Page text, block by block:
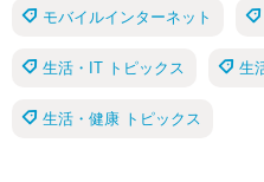
モバイルインターネット
生活・IT トピックス 生
生活・健康 トピックス